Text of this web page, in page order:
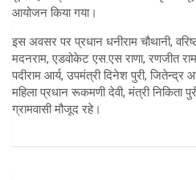
आयोजन किया गया।
इस अवसर पर प्रधान धनीराम चौथानी,
मदनराम, एडवोकेट एस.एस राणा, रणजीत
पदीराम आर्य, उपमंत्री दिनेश पुरी, जितेन्द्र
महिला प्रधान रूकमणी देवी, मंत्री निकिता
ग्रामवासी मौजूद रहे।